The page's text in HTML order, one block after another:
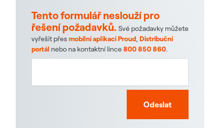
Tento formulář neslouží pro
řešení požadavků. Své požadavky můžete
vyřešit přes mobilní aplikaci Proud, Distribuční
portál nebo na kontaktní lince800 850 860.
Odeslat